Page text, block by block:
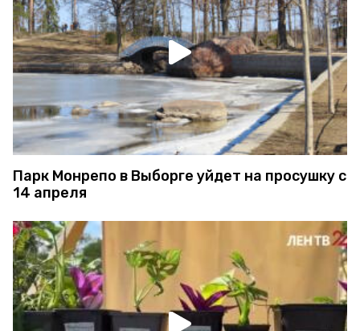
Парк Монрепо в Выборге уйдет на просушку с
14 апреля